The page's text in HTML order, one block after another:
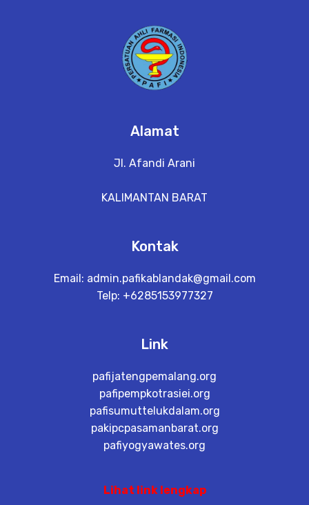
Alamat
Jl. Afandi Arani
KALIMANTAN BARAT
Kontak
Email: admin.pafikablandak@gmail.com
Telp: +6285153977327
Link
pafijatengpemalang.org
pafipempkotrasiei.org
pafisumuttelukdalam.org
pakipcpasamanbarat.org
pafiyogyawates.org
Lihat link lengkap